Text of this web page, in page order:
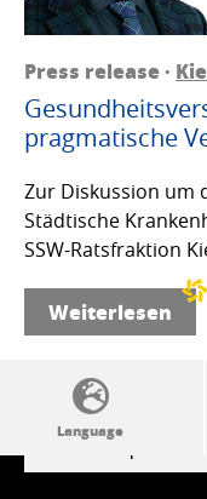
Press release ·
pragmatische
Zur Diskussion um
Städtische
SSW-Ratsfraktion
Weiterlesen
SSW politics from